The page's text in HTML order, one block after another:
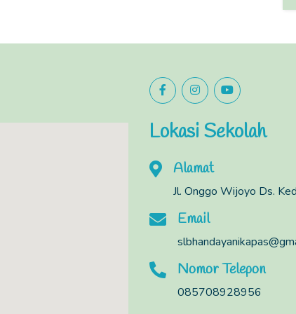
Lokasi Sekolah
Alamat
Jl. Onggo Wijoyo Ds.
Email
Nomor Telepon
085708928956